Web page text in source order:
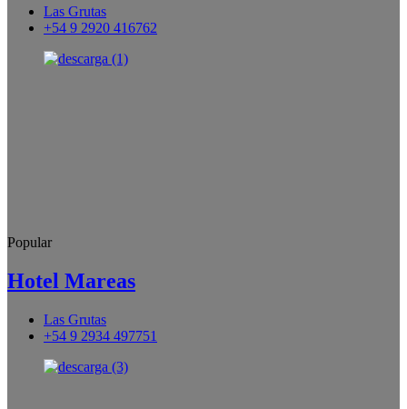
Las Grutas
+54 9 2920 416762
Popular
Hotel Mareas
Las Grutas
+54 9 2934 497751